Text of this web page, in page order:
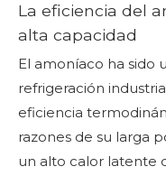
La eficiencia del
alta capacidad
El amoníaco ha sido
refrigeración
eficiencia
razones de su larga
un alto calor latente